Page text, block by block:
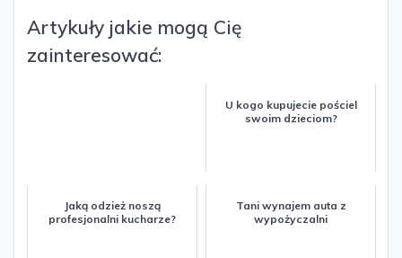
Artykuły jakie mogą Cię
zainteresować:
U kogo kupujecie pościel
swoim dzieciom?
Jaką odzież noszą
profesjonalni kucharze?
Tani wynajem auta z
wypożyczalni